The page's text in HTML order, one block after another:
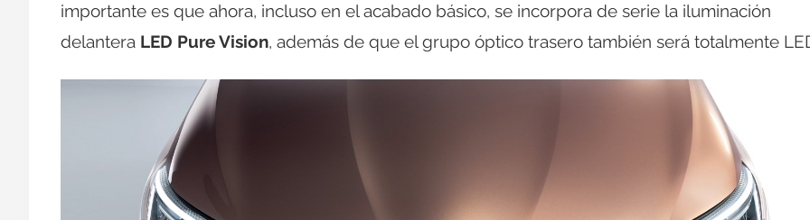
importante es que ahora, incluso en el acabado básico, se incorpora de serie la iluminación
delantera LED Pure Vision, además de que el grupo óptico trasero también será totalmente